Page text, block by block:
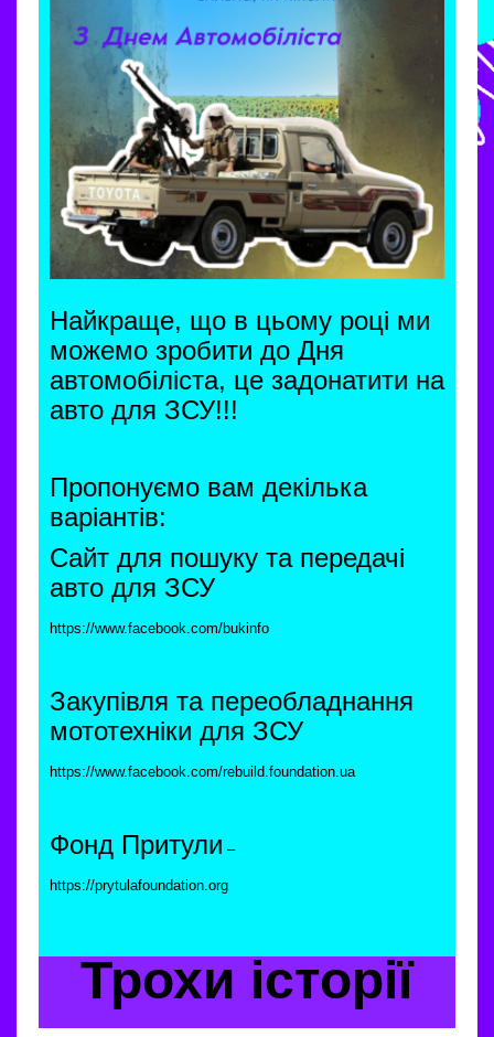
Найкраще, що в цьому році ми
можемо зробити до Дня
автомобіліста, це задонатити на
авто для ЗСУ!!!
Пропонуємо вам декілька
варіантів:
Сайт для пошуку та передачі
авто для ЗСУ
https://www.facebook.com/bukinfo
Закупівля та переобладнання
мототехніки для ЗСУ
https://www.facebook.com/rebuild.foundation.ua
Фонд Притули –
https://prytulafoundation.org
Трохи історії